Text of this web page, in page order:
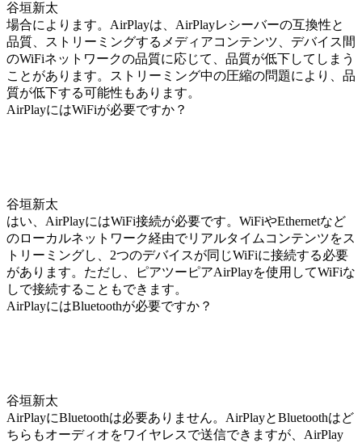
谷垣新太
場合によります。AirPlayは、AirPlayレシーバーの互換性と
品質、ストリーミングするメディアコンテンツ、デバイス間
のWiFiネットワークの品質に応じて、品質が低下してしまう
ことがあります。ストリーミング中の圧縮の問題により、品
質が低下する可能性もあります。
AirPlayにはWiFiが必要ですか？
谷垣新太
はい、AirPlayにはWiFi接続が必要です。WiFiやEthernetなど
のローカルネットワーク経由でリアルタイムコンテンツをス
トリーミングし、2つのデバイスが同じWiFiに接続する必要
があります。ただし、ピアツーピアAirPlayを使用してWiFiな
しで接続することもできます。
AirPlayにはBluetoothが必要ですか？
谷垣新太
AirPlayにBluetoothは必要ありません。AirPlayとBluetoothはど
ちらもオーディオをワイヤレスで送信できますが、AirPlay